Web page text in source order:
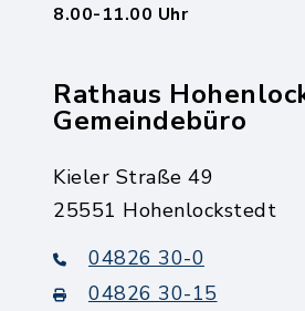
8.00-11.00 Uhr
Rathaus
Gemeindebüro
Kieler Straße 49
25551 Hohenlockstedt
04826 30-0
04826 30-15